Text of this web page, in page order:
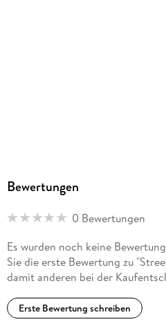
Bewertungen
0 Bewertungen
Es wurden noch keine
Sie die erste Bewertung zu
damit anderen bei der
Erste Bewertung schreiben